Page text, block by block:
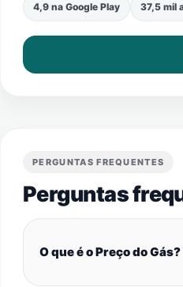
4,9 na Google Play 37,5 mil
PERGUNTAS FREQUENTES
Perguntas
O que é o Preço do Gás?